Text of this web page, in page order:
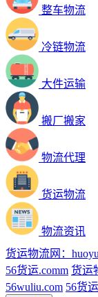
整车物流
冷链物流
大件运输
搬厂搬家
物流代理
货运物流
物流资讯
货运物流网：
56货运.comm 货运
56wuliu.com 56货